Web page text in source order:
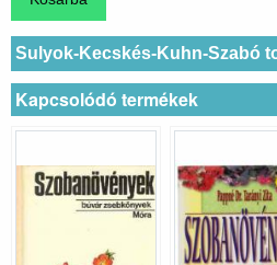
Sulyok-Kecskés-Kuhn-Szabó
Kapcsolódó termékek